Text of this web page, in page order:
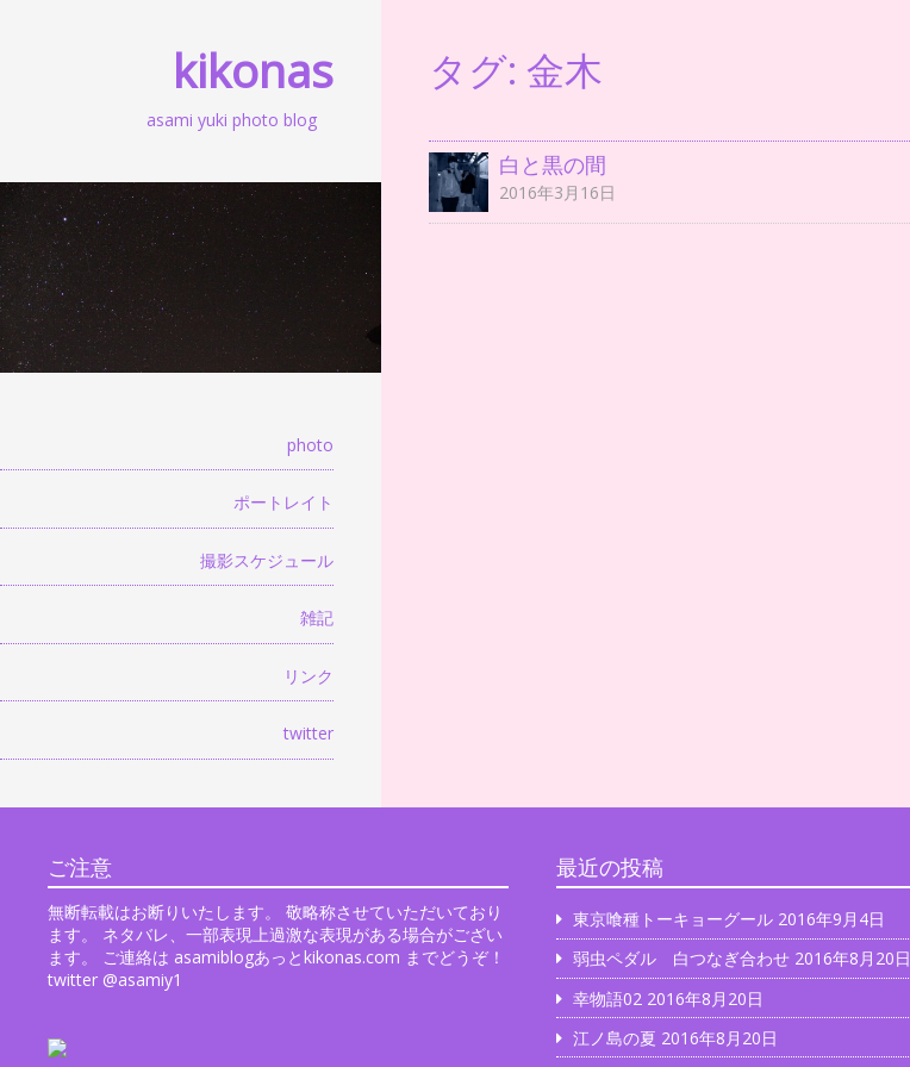
kikonas
asami yuki photo blog
photo
ポートレイト
撮影スケジュール
雑記
リンク
twitter
タグ: 金木
白と黒の間
2016年3月16日
ご注意
無断転載はお断りいたします。 敬略称させていただいており
ます。 ネタバレ、一部表現上過激な表現がある場合がござい
ます。 ご連絡は asamiblogあっとkikonas.com までどうぞ！
twitter @asamiy1
最近の投稿
東京喰種トーキョーグール 2016年9月4日
弱虫ペダル 白つなぎ合わせ 2016年8月20日
幸物語02 2016年8月20日
江ノ島の夏 2016年8月20日